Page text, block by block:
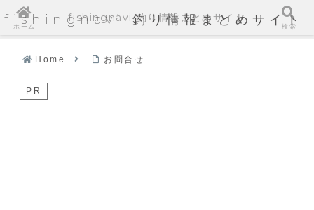
fishingnavi 釣り情報まとめサイト
Home お問合せ
PR
ホーム
fishingnavi 釣り情報まとめサイト
検索